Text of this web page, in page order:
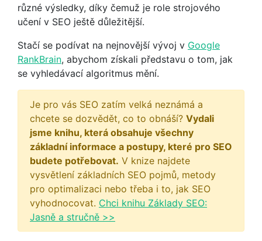
různé výsledky, díky čemuž je role strojového
učení v SEO ještě důležitější.
Stačí se podívat na nejnovější vývoj v Google
RankBrain, abychom získali představu o tom, jak
se vyhledávací algoritmus mění.
Je pro vás SEO zatím velká neznámá a
chcete se dozvědět, co to obnáší? Vydali
jsme knihu, která obsahuje všechny
základní informace a postupy, které pro SEO
budete potřebovat. V knize najdete
vysvětlení základních SEO pojmů, metody
pro optimalizaci nebo třeba i to, jak SEO
vyhodnocovat. Chci knihu Základy SEO:
Jasně a stručně >>